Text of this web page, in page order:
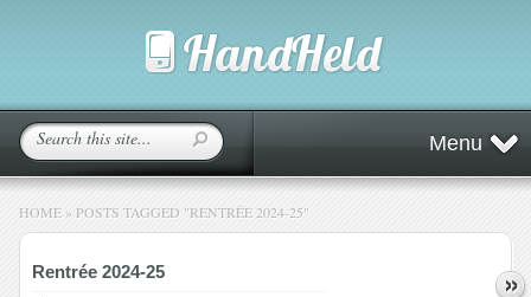
Menu
HOME » POSTS TAGGED "RENTRÉE 2024-25"
Rentrée 2024-25